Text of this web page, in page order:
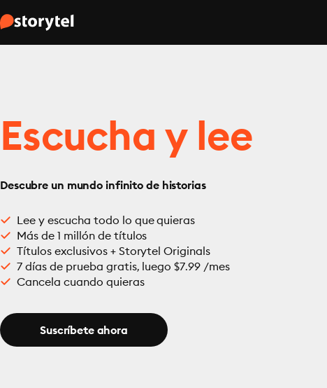
Escucha y lee
Descubre un mundo infinito de historias
Lee y escucha todo lo que quieras
Más de 1 millón de títulos
Títulos exclusivos + Storytel Originals
7 días de prueba gratis, luego $7.99 /mes
Cancela cuando quieras
Suscríbete ahora